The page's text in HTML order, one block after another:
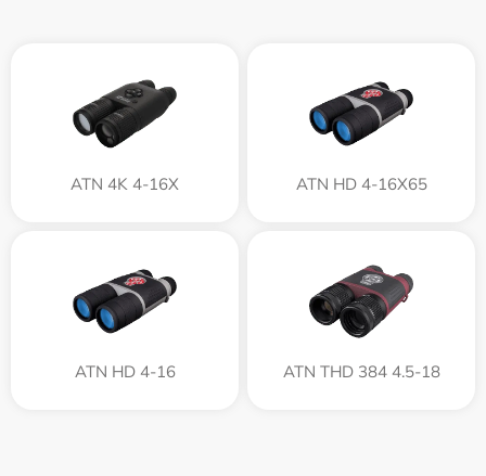
ATN 4K 4-16X ATN HD 4-16X65
ATN HD 4-16 ATN THD 384 4.5-18